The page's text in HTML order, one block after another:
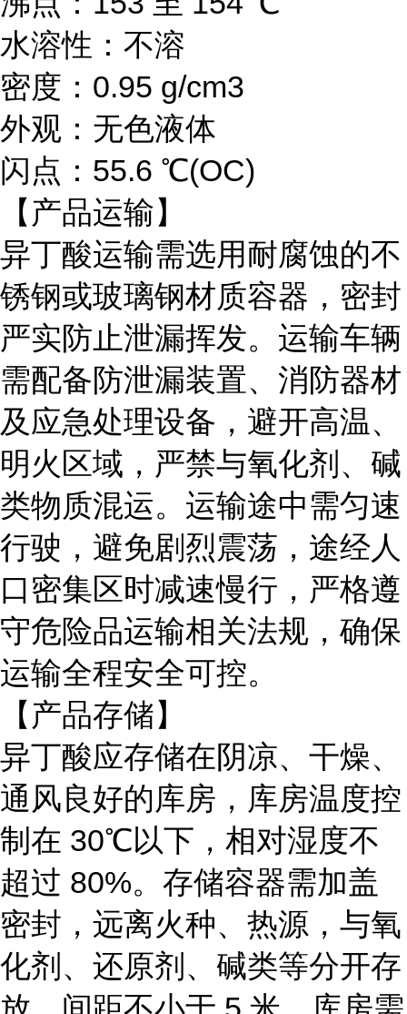
水溶性：不溶
密度：0.95 g/cm3
外观：无色液体
闪点：55.6 ℃(OC)
【产品运输】
异丁酸运输需选用耐腐蚀的不
锈钢或玻璃钢材质容器，密封
严实防止泄漏挥发。运输车辆
需配备防泄漏装置、消防器材
及应急处理设备，避开高温、
明火区域，严禁与氧化剂、碱
类物质混运。运输途中需匀速
行驶，避免剧烈震荡，途经人
口密集区时减速慢行，严格遵
守危险品运输相关法规，确保
运输全程安全可控。
【产品存储】
异丁酸应存储在阴凉、干燥、
通风良好的库房，库房温度控
制在 30℃以下，相对湿度不
超过 80%。存储容器需加盖
密封，远离火种、热源，与氧
化剂、还原剂、碱类等分开存